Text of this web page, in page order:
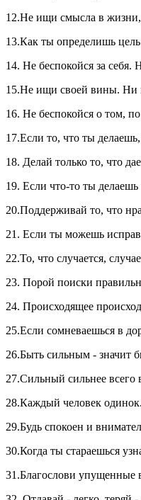
12.Не ищи смысла в жизни,
13.Как ты определишь
14. Не беспокойся за
15.Не ищи своей вины. Ни
16. Не беспокойся о том,
17.Если то, что ты
18. Делай только то, что
19. Если что-то ты
20.Поддерживай то, что
21. Если ты можешь
22.То, что случается,
23. Порой поиски
24. Происходящее
25.Если сомневаешься в
26.Быть сильным - значит
27.Сильный сильнее
28.Каждый человек
29.Будь спокоен и
30.Когда ты стараешься
31.Благослови упущенные